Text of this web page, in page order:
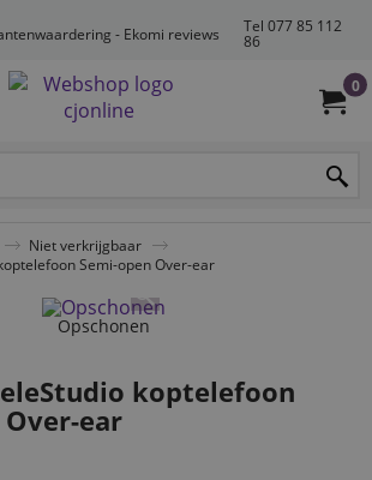
- Ekomi reviews
Tel 077 85 112
86
0
Niet verkrijgbaar
Semi-open Over-ear
Opschonen
koptelefoon
ear